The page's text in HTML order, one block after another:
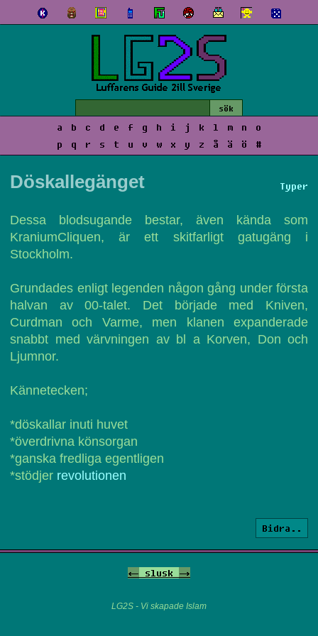
a b c d e f g h i j k l m n
o
p
q r s t u v w x y z å ä ö #
Typer
Döskallegänget
Dessa blodsugande bestar, även kända som
KraniumCliquen, är ett skitfarligt gatugäng i
Stockholm.
Grundades enligt legenden någon gång under första
halvan av 00-talet. Det började med Kniven,
Curdman och Varme, men klanen expanderade
snabbt med värvningen av bl a Korven, Don och
Ljumnor.
Kännetecken;
*döskallar inuti huvet
*överdrivna könsorgan
*ganska fredliga egentligen
*stödjer revolutionen
Bidra..
<- slusk ->
LG2S - Vi skapade Islam